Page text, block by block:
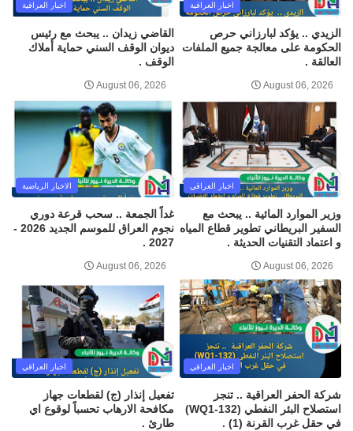
اخبار العراقية
الزيدي .. يؤكد لبارزاني حرص
الحكومة على معالجة جميع الملفات
العالقة .
August 06, 2026
اخبار العراقية
القاضي زيدان .. يبحث مع رئيس
ديوان الوقف السني حماية أملاك
الوقف .
August 06, 2026
اخبار العراقي
وزير الموارد المائية .. يبحث مع
السفير البريطاني تطوير قطاع المياه
و اعتماد التقنيات الحديثة .
August 06, 2026
الاخبار الرياضية
غداً الجمعة .. سحب قرعة دوري
نجوم العراق للموسم الجديد 2026 -
2027 .
August 06, 2026
اخبار العراقي
شركة الحفر العراقية .. تنجز
استصلاح البئر النفطي (WQ1-132)
في حقل غرب القرنة (1) .
اخبار العراقي
تفعيل إنذار (ج) لقطعات جهاز
مكافحة الارهاب تحسباً لوقوع اي
طارئ .